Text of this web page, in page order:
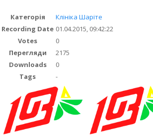
Категорія
Клініка Шаріте
Recording Date 01.04.2015, 09:42:22
Votes
0
Перегляди
2175
Downloads
0
Tags
-